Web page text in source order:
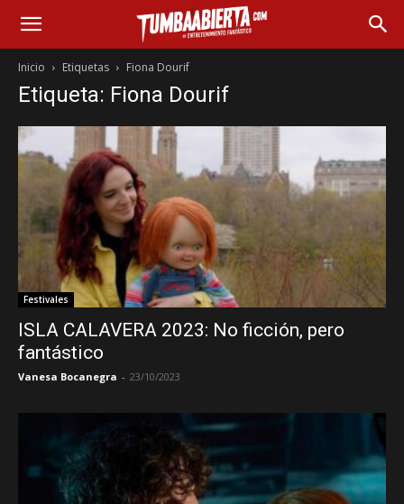
Inicio Etiquetas Fiona Dourif
Etiqueta: Fiona Dourif
Festivales
ISLA CALAVERA 2023: No ficción, pero
fantástico
Vanesa Bocanegra - 23/10/2023